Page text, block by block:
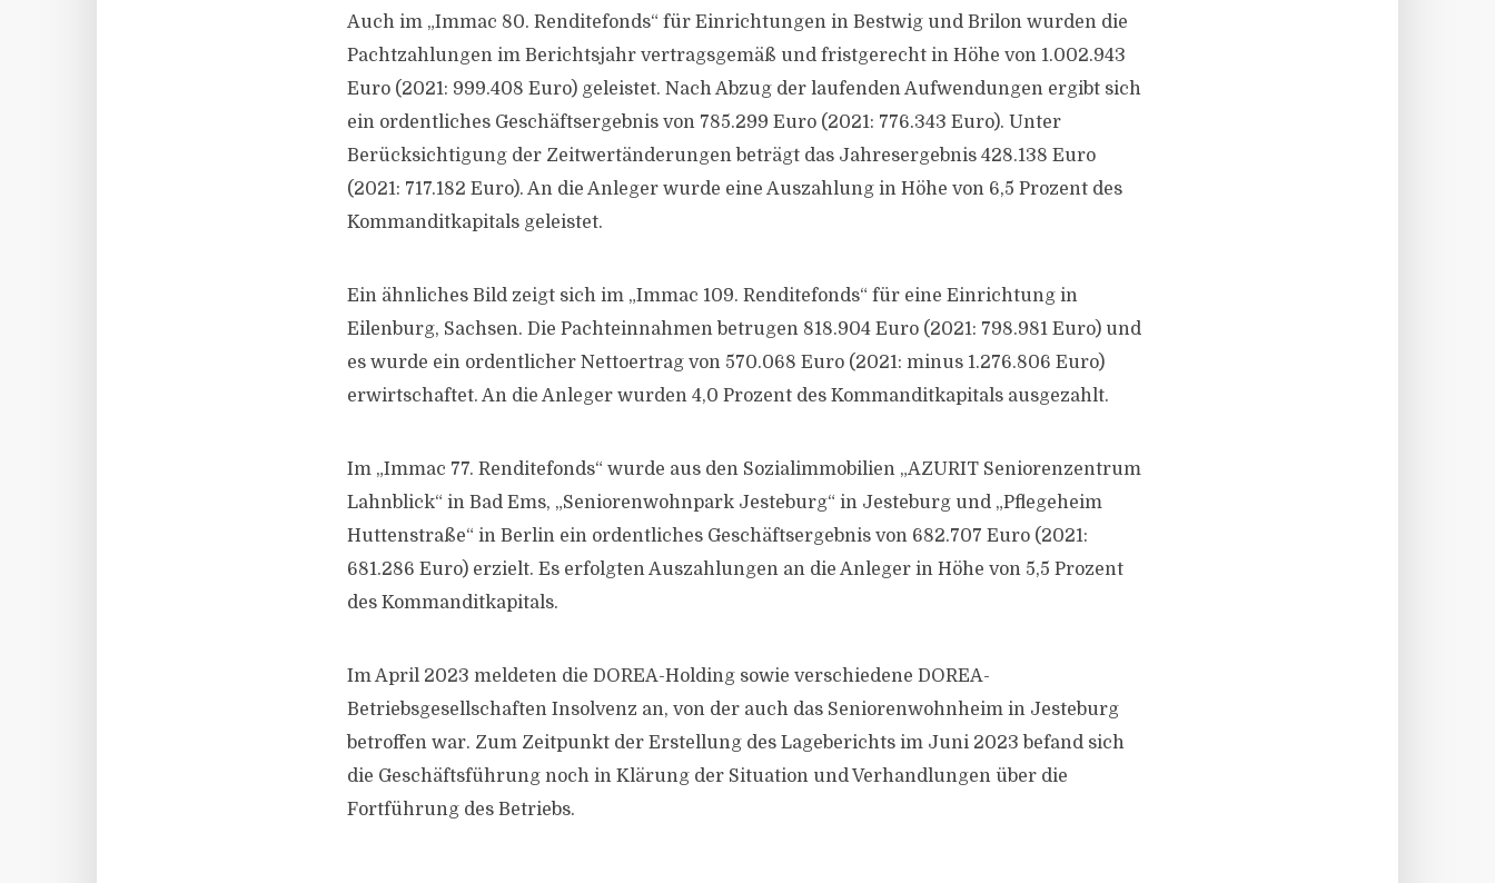
Auch im „Immac 80. Renditefonds“ für Einrichtungen in Bestwig und Brilon wurden die
Pachtzahlungen im Berichtsjahr vertragsgemäß und fristgerecht in Höhe von 1.002.943
Euro (2021: 999.408 Euro) geleistet. Nach Abzug der laufenden Aufwendungen ergibt sich
ein ordentliches Geschäftsergebnis von 785.299 Euro (2021: 776.343 Euro). Unter
Berücksichtigung der Zeitwertänderungen beträgt das Jahresergebnis 428.138 Euro
(2021: 717.182 Euro). An die Anleger wurde eine Auszahlung in Höhe von 6,5 Prozent des
Kommanditkapitals geleistet.
Ein ähnliches Bild zeigt sich im „Immac 109. Renditefonds“ für eine Einrichtung in
Eilenburg, Sachsen. Die Pachteinnahmen betrugen 818.904 Euro (2021: 798.981 Euro) und
es wurde ein ordentlicher Nettoertrag von 570.068 Euro (2021: minus 1.276.806 Euro)
erwirtschaftet. An die Anleger wurden 4,0 Prozent des Kommanditkapitals ausgezahlt.
Im „Immac 77. Renditefonds“ wurde aus den Sozialimmobilien „AZURIT Seniorenzentrum
Lahnblick“ in Bad Ems, „Seniorenwohnpark Jesteburg“ in Jesteburg und „Pflegeheim
Huttenstraße“ in Berlin ein ordentliches Geschäftsergebnis von 682.707 Euro (2021:
681.286 Euro) erzielt. Es erfolgten Auszahlungen an die Anleger in Höhe von 5,5 Prozent
des Kommanditkapitals.
Im April 2023 meldeten die DOREA-Holding sowie verschiedene DOREA-
Betriebsgesellschaften Insolvenz an, von der auch das Seniorenwohnheim in Jesteburg
betroffen war. Zum Zeitpunkt der Erstellung des Lageberichts im Juni 2023 befand sich
die Geschäftsführung noch in Klärung der Situation und Verhandlungen über die
Fortführung des Betriebs.